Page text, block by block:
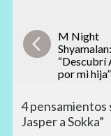
M Night
Shyamalan:
“Descubrí
por mi hija”
4 pensamientos
Jasper a Sokka”